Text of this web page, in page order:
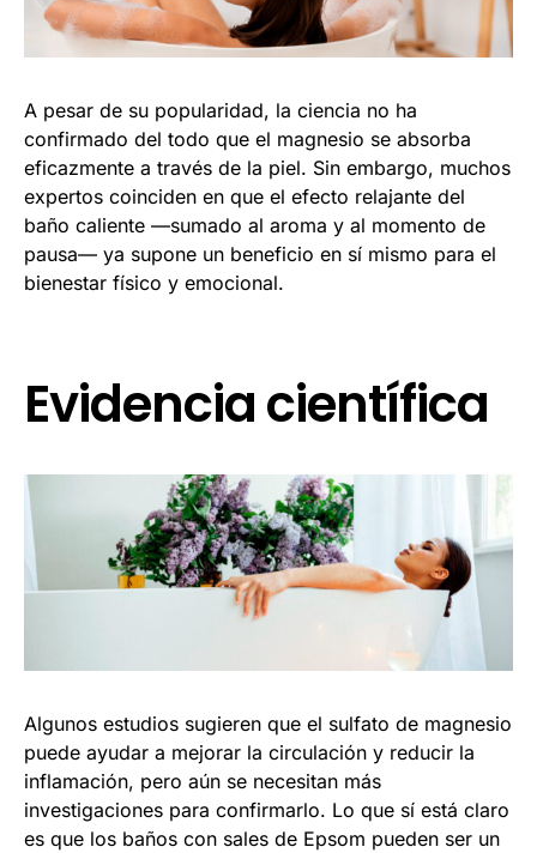
A pesar de su popularidad, la ciencia no ha
confirmado del todo que el magnesio se absorba
eficazmente a través de la piel. Sin embargo, muchos
expertos coinciden en que el efecto relajante del
baño caliente —sumado al aroma y al momento de
pausa— ya supone un beneficio en sí mismo para el
bienestar físico y emocional.
Evidencia científica
Algunos estudios sugieren que el sulfato de magnesio
puede ayudar a mejorar la circulación y reducir la
inflamación, pero aún se necesitan más
investigaciones para confirmarlo. Lo que sí está claro
es que los baños con sales de Epsom pueden ser un